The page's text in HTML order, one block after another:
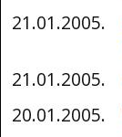
21.01.2005.
21.01.2005.
20.01.2005.